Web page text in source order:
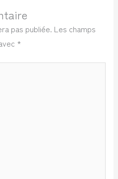
pas publiée. Les champs
*